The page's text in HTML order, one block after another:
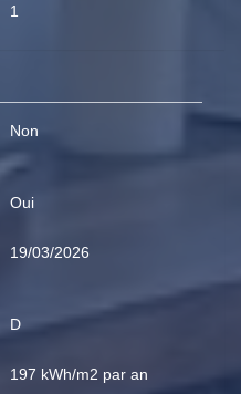
1
Non
Oui
19/03/2026
D
197 kWh/m2 par an